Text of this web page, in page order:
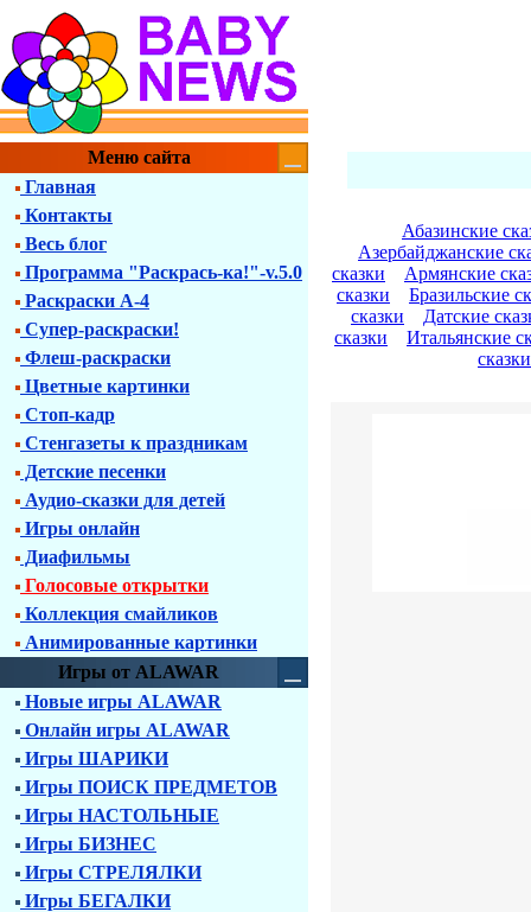
Меню сайта
Главная
Контакты
Весь блог
Программа "Раскрась-ка!"-v.5.0
Раскраски А-4
Супер-раскраски!
Флеш-раскраски
Цветные картинки
Стоп-кадр
Стенгазеты к праздникам
Детские песенки
Аудио-сказки для детей
Игры онлайн
Диафильмы
Голосовые открытки
Коллекция смайликов
Анимированные картинки
Игры от ALAWAR
Новые игры ALAWAR
Онлайн игры ALAWAR
Игры ШАРИКИ
Игры ПОИСК ПРЕДМЕТОВ
Игры НАСТОЛЬНЫЕ
Игры БИЗНЕС
Игры СТРЕЛЯЛКИ
Игры БЕГАЛКИ
Абазинские
Азербайджанские
сказки
Армянские
сказки
Бразильские
сказки
Датские
сказки
Итальянские
сказки